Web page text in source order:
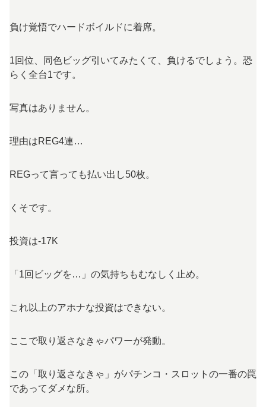
負け覚悟でハードボイルドに着席。
1回位、同色ビッグ引いてみたくて、負けるでしょう。恐
らく全台1です。
写真はありません。
理由はREG4連…
REGって言っても払い出し50枚。
くそです。
投資は-17K
「1回ビッグを…」の気持ちもむなしく止め。
これ以上のアホナな投資はできない。
ここで取り返さなきゃパワーが発動。
この「取り返さなきゃ」がパチンコ・スロットの一番の罠
であってダメな所。